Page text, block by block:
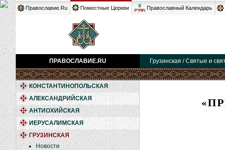
Православие.Ru Поместные Церкви 8
Р°РІРі Православный Календарь
ПРАВОСЛАВИЕ.RU Грузинская / Святые и
КОНСТАНТИНОПОЛЬСКАЯ
АЛЕКСАНДРИЙСКАЯ
АНТИОХИЙСКАЯ
ИЕРУСАЛИМСКАЯ
ГРУЗИНСКАЯ
Новости